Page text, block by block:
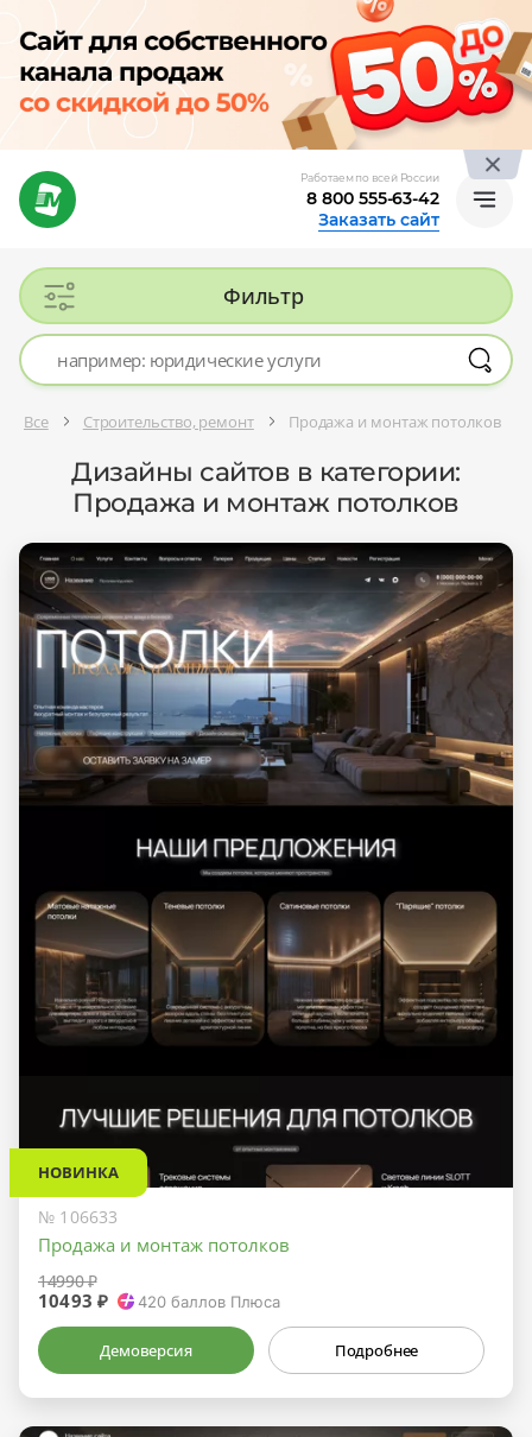
Работаем по всей России
8 800 555-63-42
Заказать сайт
Фильтр
Все Строительство, ремонт Продажа и монтаж потолков
Дизайны сайтов в категории:
Продажа и монтаж потолков
НОВИНКА
№ 106633
Продажа и монтаж потолков
14990 ₽
10493 ₽ 420 баллов Плюса
Демоверсия Подробнее